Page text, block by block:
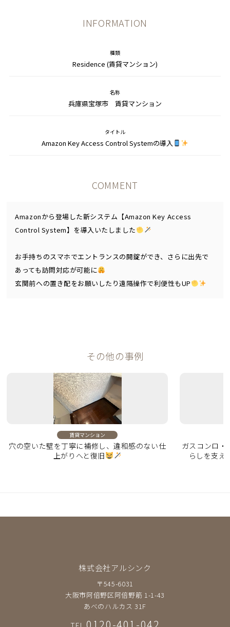
INFORMATION
種類
Residence (賃貸マンション)
名称
兵庫県宝塚市 賃貸マンション
タイトル
Amazon Key Access Control Systemの導入
COMMENT
Amazonから登場した新システム【Amazon Key Access
Control System】を導入いたしました
お手持ちのスマホでエントランスの開錠ができ、さらに出先で
あっても訪問対応が可能に
玄関前への置き配をお願いしたり遠隔操作で利便性もUP
その他の事例
賃貸マンション
穴の空いた壁を丁寧に補修し、違和感のない仕
上がりへと復旧
ガスコンロ・
らしを支え
株式会社アルシンク
〒545-6031
大阪市阿倍野区阿倍野筋 1-1-43
あべのハルカス 31F